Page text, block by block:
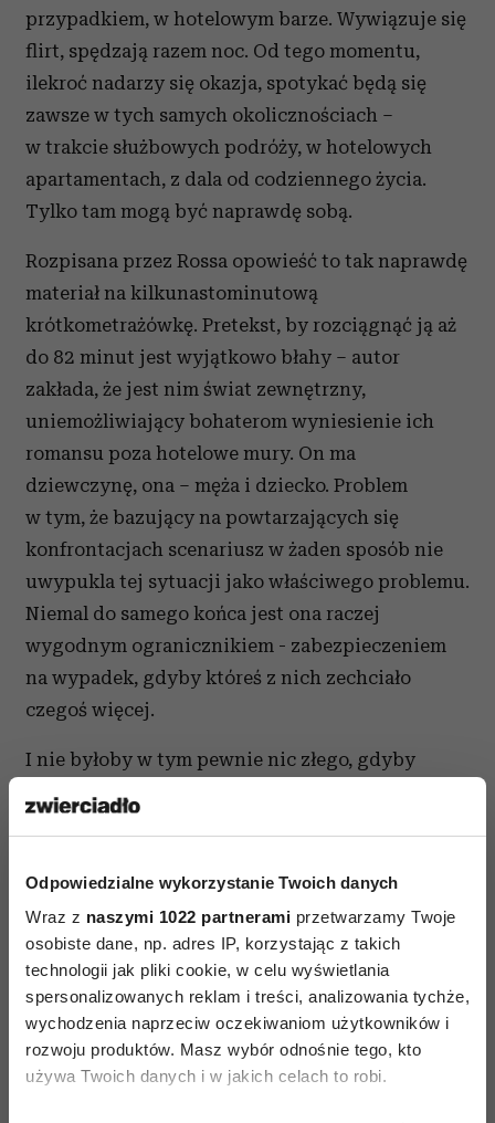
Odpowiedzialne wykorzystanie Twoich danych
Wraz z naszymi 1022 partnerami przetwarzamy Twoje
osobiste dane, np. adres IP, korzystając z takich
technologii jak pliki cookie, w celu wyświetlania
spersonalizowanych reklam i treści, analizowania tychże,
wychodzenia naprzeciw oczekiwaniom użytkowników i
rozwoju produktów. Masz wybór odnośnie tego, kto
używa Twoich danych i w jakich celach to robi.
przypadkiem, w hotelowym barze. Wywiązuje się
flirt, spędzają razem noc. Od tego momentu,
ilekroć nadarzy się okazja, spotykać będą się
zawsze w tych samych okolicznościach –
w trakcie służbowych podróży, w hotelowych
apartamentach, z dala od codziennego życia.
Tylko tam mogą być naprawdę sobą.
Rozpisana przez Rossa opowieść to tak naprawdę
materiał na kilkunastominutową
krótkometrażówkę. Pretekst, by rozciągnąć ją aż
do 82 minut jest wyjątkowo błahy – autor
zakłada, że jest nim świat zewnętrzny,
uniemożliwiający bohaterom wyniesienie ich
romansu poza hotelowe mury. On ma
dziewczynę, ona – męża i dziecko. Problem
w tym, że bazujący na powtarzających się
konfrontacjach scenariusz w żaden sposób nie
uwypukla tej sytuacji jako właściwego problemu.
Niemal do samego końca jest ona raczej
wygodnym ogranicznikiem - zabezpieczeniem
na wypadek, gdyby któreś z nich zechciało
czegoś więcej.
I nie byłoby w tym pewnie nic złego, gdyby
jedyną osobą, która tej fikcyjnej przeszkody
wydają się być co najwyżej zniecierpliwieni.
NOWE FILMY